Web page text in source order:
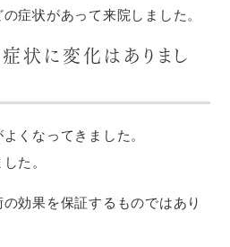
症状があって来院しました。
状に変化はありまし
くなってきました。
た。
効果を保証するものではあり